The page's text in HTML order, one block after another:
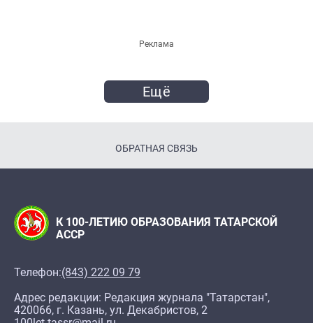
Реклама
Ещё
ОБРАТНАЯ СВЯЗЬ
К 100-ЛЕТИЮ ОБРАЗОВАНИЯ ТАТАРСКОЙ
АССР
Телефон:(843) 222 09 79
Адрес редакции: Редакция журнала "Татарстан",
420066, г. Казань, ул. Декабристов, 2